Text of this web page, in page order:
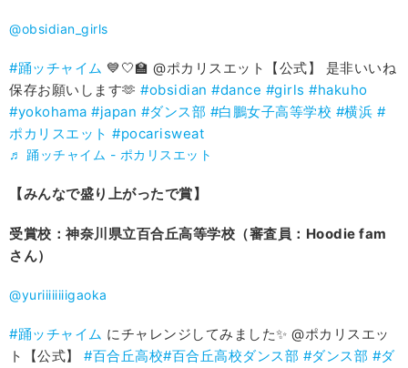
@obsidian_girls
#踊ッチャイム 💙🤍🏫 @ポカリスエット【公式】 是非いいね
保存お願いします🫶 #obsidian #dance #girls #hakuho
#yokohama #japan #ダンス部 #白鵬女子高等学校 #横浜 #
ポカリスエット #pocarisweat
♬ 踊ッチャイム - ポカリスエット
【みんなで盛り上がったで賞】
受賞校：神奈川県立百合丘高等学校（審査員：Hoodie fam
さん）
@yuriiiiiiiigaoka
#踊ッチャイム にチャレンジしてみました✨ @ポカリスエッ
ト【公式】 #百合丘高校#百合丘高校ダンス部 #ダンス部 #ダ